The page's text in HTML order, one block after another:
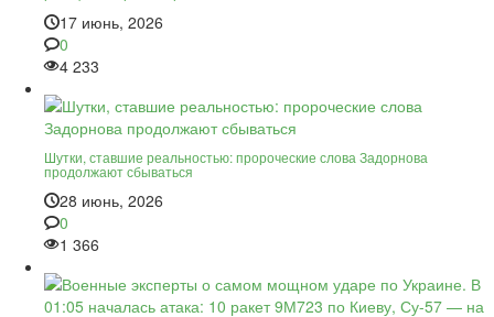
17 июнь, 2026
0
4 233
Шутки, ставшие реальностью: пророческие слова Задорнова
продолжают сбываться
28 июнь, 2026
0
1 366